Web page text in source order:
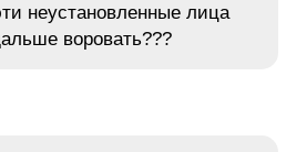
неустановленные лица
воровать???